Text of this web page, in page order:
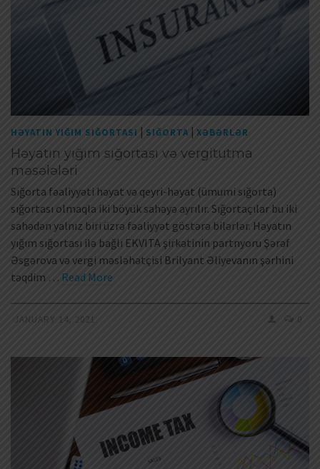
HƏYATIN YIĞIM SIĞORTASI | SIĞORTA | XƏBƏRLƏR
Həyatın yığım sığortası və vergitutma
məsələləri
Sığorta fəaliyyəti həyat və qeyri-həyat (ümumi sığorta)
sığortası olmaqla iki böyük sahəyə ayrılır. Sığortaçılar bu iki
sahədən yalnız biri üzrə fəaliyyət göstərə bilərlər. Həyatın
yığım sığortası ilə bağlı EKVITA şirkətinin partnyoru Şərəf
Əsgərova və vergi məsləhətçisi Brilyant Əliyevanın şərhini
təqdim … Read More
JANUARY 14, 2021 0